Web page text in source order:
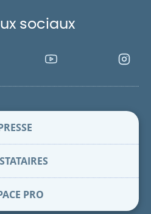
sociaux
Youtube
PRO